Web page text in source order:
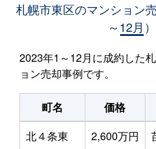
札幌市東区のマンション
～12月）
2023年1～12月に成約した
ョン売却事例です。
町名 価格
北４条東
2,600万円